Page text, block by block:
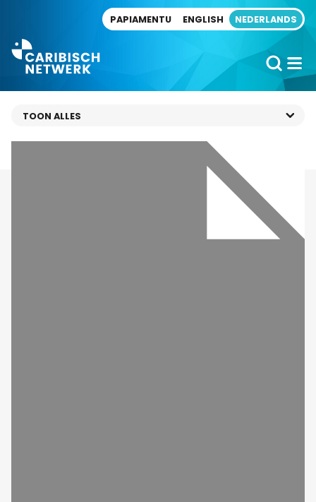
PAPIAMENTU ENGLISH NEDERLANDS